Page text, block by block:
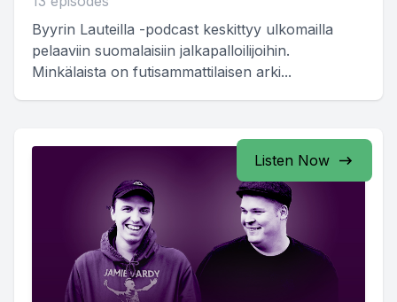
Byyrin Lauteilla -podcast keskittyy ulkomailla
pelaaviin suomalaisiin jalkapalloilijoihin.
Minkälaista on futisammattilaisen arki...
Listen Now